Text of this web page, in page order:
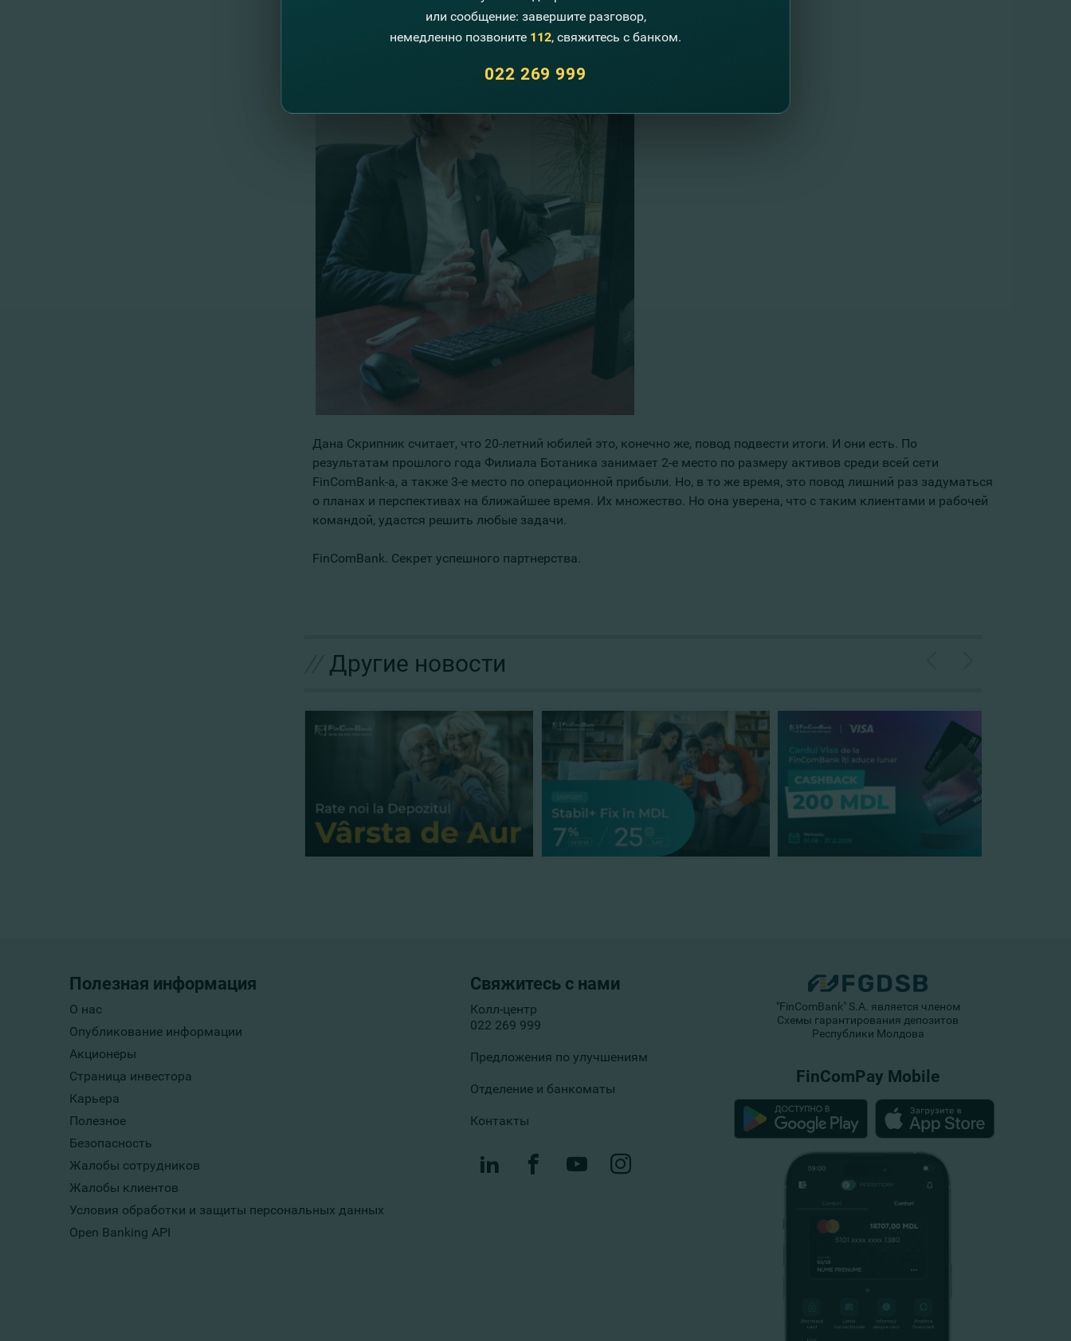
Дана Скрипник считает, что 20-летний юбилей это, конечно же, повод подвести итоги. И они есть. По
результатам прошлого года Филиала Ботаника занимает 2-е место по размеру активов среди всей сети
FinComBank-а, а также 3-е место по операционной прибыли. Но, в то же время, это повод лишний раз задуматься
о планах и перспективах на ближайшее время. Их множество. Но она уверена, что с таким клиентами и рабочей
командой, удастся решить любые задачи.
FinComBank. Секрет успешного партнерства.
Другие новости
Полезная информация
О нас
Опубликование информации
Акционеры
Страница инвестора
Карьера
Полезное
Безопасность
Жалобы сотрудников
Жалобы клиентов
Условия обработки и защиты персональных данных
Open Banking API
Свяжитесь с нами
Колл-центр
022 269 999
Предложения по улучшениям
Отделение и банкоматы
Контакты
"FinComBank" S.A. является членом
Схемы гарантирования депозитов
Республики Молдова
FinComPay Mobile
или сообщение: завершите разговор,
немедленно позвоните 112, свяжитесь с банком.
022 269 999